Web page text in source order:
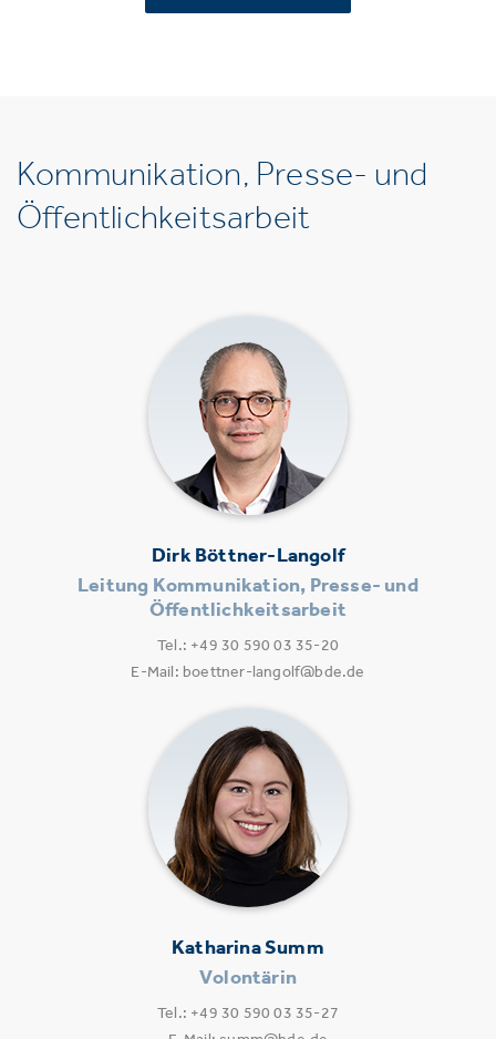
Kommunikation, Presse- und
Öffentlichkeitsarbeit
Dirk Böttner-Langolf
Leitung Kommunikation, Presse- und
Öffentlichkeitsarbeit
Tel.: +49 30 590 03 35-20
E-Mail: boettner-langolf@bde.de
Katharina Summ
Volontärin
Tel.: +49 30 590 03 35-27